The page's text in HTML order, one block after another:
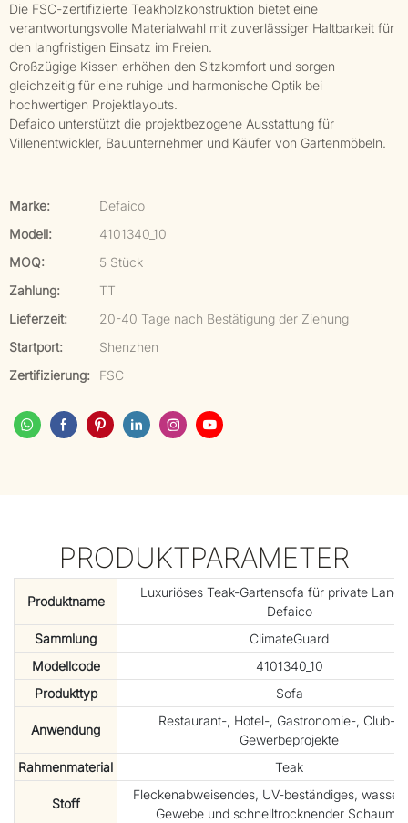
Die FSC-zertifizierte Teakholzkonstruktion bietet eine
verantwortungsvolle Materialwahl mit zuverlässiger Haltbarkeit für
den langfristigen Einsatz im Freien.
Großzügige Kissen erhöhen den Sitzkomfort und sorgen
gleichzeitig für eine ruhige und harmonische Optik bei
hochwertigen Projektlayouts.
Defaico unterstützt die projektbezogene Ausstattung für
Villenentwickler, Bauunternehmer und Käufer von Gartenmöbeln.
Marke:
Defaico
Modell:
4101340_10
MOQ:
5 Stück
Zahlung:
TT
Lieferzeit:
20-40 Tage nach Bestätigung der Ziehung
Startport:
Shenzhen
Zertifizierung:
FSC
PRODUKTPARAMETER
Produktname
Luxuriöses Teak-Gartensofa für private
Defaico
Sammlung
ClimateGuard
Modellcode
4101340_10
Produkttyp
Sofa
Anwendung
Restaurant-, Hotel-, Gastronomie-, Club-
Gewerbeprojekte
Rahmenmaterial
Teak
Stoff
Fleckenabweisendes, UV-beständiges,
Gewebe und schnelltrocknender